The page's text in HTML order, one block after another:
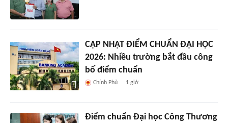
CẬP NHẬT ĐIỂM CHUẨN ĐẠI HỌC
2026: Nhiều trường bắt đầu công
bố điểm chuẩn
Chính Phủ 1 giờ
Điểm chuẩn Đại học Công Thương